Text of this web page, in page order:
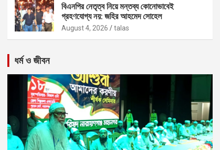
বিএনপির নেতৃত্ব নিয়ে মন্তব্য কোনোভাবেই
গ্রহণযোগ্য নয়: জহির আহমেদ সোহেল
August 4, 2026 talas
ধর্ম ও জীবন